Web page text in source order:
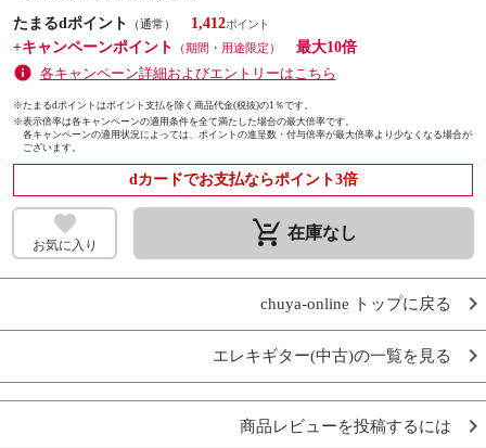
たまるdポイント
（通常）
1,412
+キャンペーンポイント
（期間・用途限定）
最大10倍
各キャンペーン詳細およびエントリーはこちら
※たまるdポイントはポイント支払を除く商品代金(税抜)の1％です。
※表示倍率は各キャンペーンの適用条件を全て満たした場合の最大倍率です。
各キャンペーンの適用状況によっては、ポイントの進呈数・付与倍率が最大倍率より少なくなる場合が
ございます。
dカードでお支払ならポイント3倍
お気に入り remove_shopping_cart 在庫なし
chuya-online トップに戻る
エレキギター(中古)の一覧を見る
商品レビューを投稿するには